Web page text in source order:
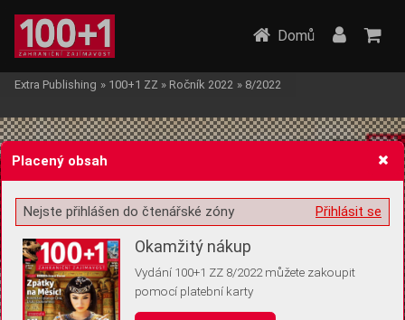
Žádost o souhlas s ukládáním volitelných informací
Domů
Extra Publishing » 100+1 ZZ » Ročník 2022 » 8/2022
Placený obsah
Přihlásit se
Nejste přihlášen do čtenářské zóny
Okamžitý nákup
Vydání 100+1 ZZ 8/2022 můžete zakoupit
pomocí platební karty